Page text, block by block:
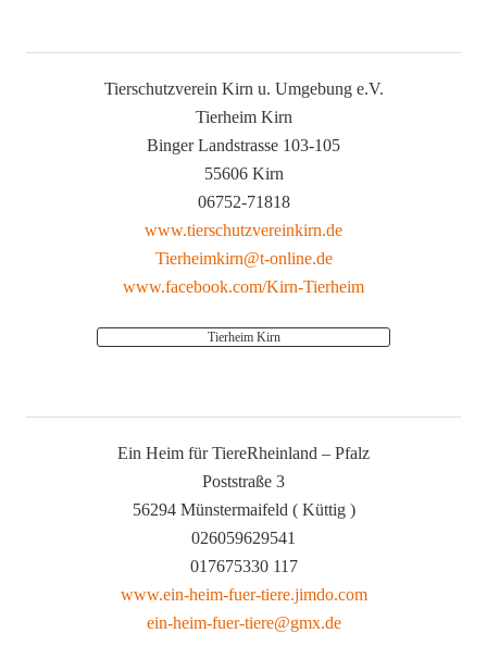
Tierschutzverein Kirn u. Umgebung e.V.
Tierheim Kirn
Binger Landstrasse 103-105
55606 Kirn
06752-71818
www.tierschutzvereinkirn.de
Tierheimkirn@t-online.de
www.facebook.com/Kirn-Tierheim
Tierheim Kirn
Ein Heim für TiereRheinland – Pfalz
Poststraße 3
56294 Münstermaifeld ( Küttig )
026059629541
017675330 117
www.ein-heim-fuer-tiere.jimdo.com
ein-heim-fuer-tiere@gmx.de